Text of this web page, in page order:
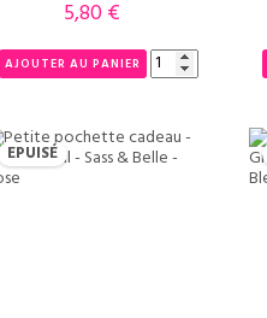
Prix
5,80 €
AJOUTER AU PANIER
EPUISÉ